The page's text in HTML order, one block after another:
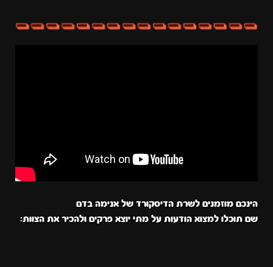
הינכם מוזמנים לשרת הדיסקורד של אנימה בדם
שם תוכלו למצוא הודעות על מתי יוצא פרקים ולהכיר את הצוות: